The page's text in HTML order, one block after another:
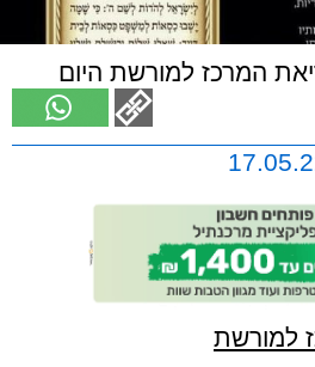
המרכז למורשת היום
למורשת